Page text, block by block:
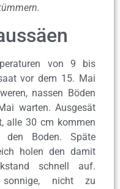
von 9 bis
vor dem 15. Mai
nassen Böden
warten. Ausgesät
alle 30 cm kommen
Boden. Späte
holen den damit
schnell auf.
sonnige, nicht zu